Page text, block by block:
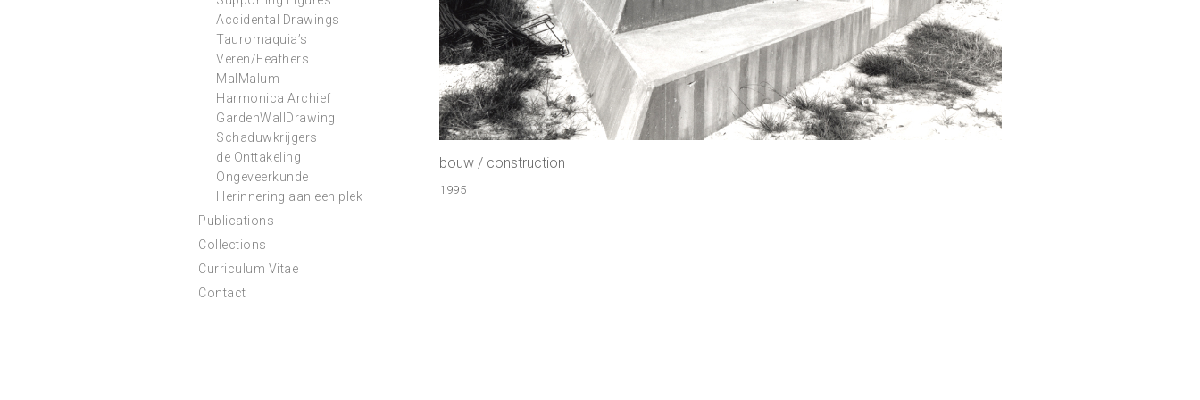
bouw / construction
1995
Accidental Drawings
Tauromaquia’s
Veren/Feathers
MalMalum
Harmonica Archief
GardenWallDrawing
Schaduwkrijgers
de Onttakeling
Ongeveerkunde
Herinnering aan een plek
Publications
Collections
Curriculum Vitae
Contact